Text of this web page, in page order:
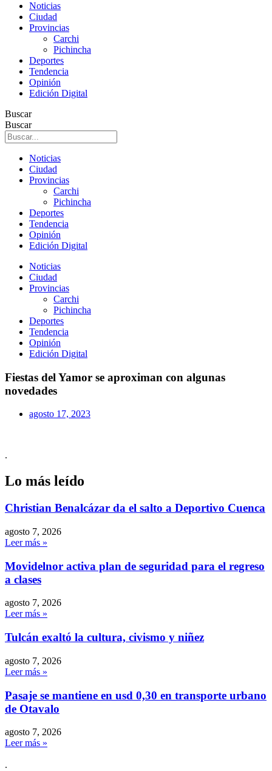
Noticias
Ciudad
Provincias
Carchi
Pichincha
Deportes
Tendencia
Opinión
Edición Digital
Buscar
Buscar
Noticias
Ciudad
Provincias
Carchi
Pichincha
Deportes
Tendencia
Opinión
Edición Digital
Noticias
Ciudad
Provincias
Carchi
Pichincha
Deportes
Tendencia
Opinión
Edición Digital
Fiestas del Yamor se aproximan con algunas
novedades
agosto 17, 2023
.
Lo más leído
Christian Benalcázar da el salto a Deportivo Cuenca
agosto 7, 2026
Leer más »
Movidelnor activa plan de seguridad para el regreso
a clases
agosto 7, 2026
Leer más »
Tulcán exaltó la cultura, civismo y niñez
agosto 7, 2026
Leer más »
Pasaje se mantiene en usd 0,30 en transporte urbano
de Otavalo
agosto 7, 2026
Leer más »
.